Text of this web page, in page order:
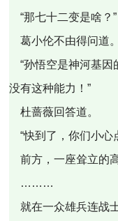
“那七十二变是啥？”
葛小伦不由得问道。
“孙悟空是神河基因
没有这种能力！”
杜蔷薇回答道。
“快到了，你们小心
前方，一座耸立的
………
就在一众雄兵连战